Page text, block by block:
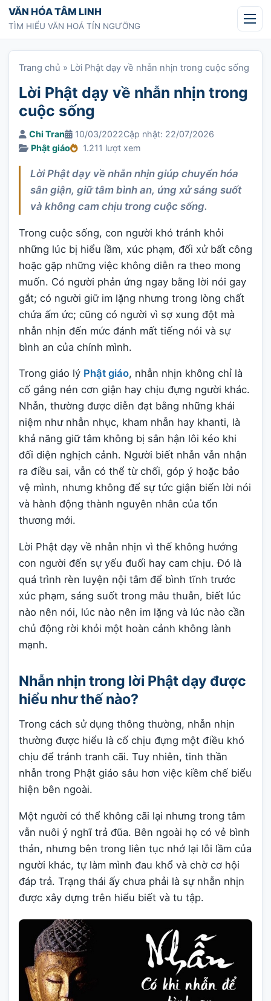
Chuyển tới nội dung
VĂN HÓA TÂM LINH
TÌM HIỂU VĂN HOÁ TÍN NGƯỠNG
Trang chủ » Lời Phật dạy về nhẫn nhịn trong cuộc sống
Lời Phật dạy về nhẫn nhịn trong
cuộc sống
Chi Tran 10/03/2022Cập nhật: 22/07/2026
Phật giáo
1.211 lượt xem
Lời Phật dạy về nhẫn nhịn giúp chuyển hóa
sân giận, giữ tâm bình an, ứng xử sáng suốt
và không cam chịu trong cuộc sống.
Trong cuộc sống, con người khó tránh khỏi
những lúc bị hiểu lầm, xúc phạm, đối xử bất công
hoặc gặp những việc không diễn ra theo mong
muốn. Có người phản ứng ngay bằng lời nói gay
gắt; có người giữ im lặng nhưng trong lòng chất
chứa ấm ức; cũng có người vì sợ xung đột mà
nhẫn nhịn đến mức đánh mất tiếng nói và sự
bình an của chính mình.
Trong giáo lý Phật giáo, nhẫn nhịn không chỉ là
cố gắng nén cơn giận hay chịu đựng người khác.
Nhẫn, thường được diễn đạt bằng những khái
niệm như nhẫn nhục, kham nhẫn hay khanti, là
khả năng giữ tâm không bị sân hận lôi kéo khi
đối diện nghịch cảnh. Người biết nhẫn vẫn nhận
ra điều sai, vẫn có thể từ chối, góp ý hoặc bảo
vệ mình, nhưng không để sự tức giận biến lời nói
và hành động thành nguyên nhân của tổn
thương mới.
Lời Phật dạy về nhẫn nhịn vì thế không hướng
con người đến sự yếu đuối hay cam chịu. Đó là
quá trình rèn luyện nội tâm để bình tĩnh trước
xúc phạm, sáng suốt trong mâu thuẫn, biết lúc
nào nên nói, lúc nào nên im lặng và lúc nào cần
chủ động rời khỏi một hoàn cảnh không lành
mạnh.
Nhẫn nhịn trong lời Phật dạy được
hiểu như thế nào?
Trong cách sử dụng thông thường, nhẫn nhịn
thường được hiểu là cố chịu đựng một điều khó
chịu để tránh tranh cãi. Tuy nhiên, tinh thần
nhẫn trong Phật giáo sâu hơn việc kiềm chế biểu
hiện bên ngoài.
Một người có thể không cãi lại nhưng trong tâm
vẫn nuôi ý nghĩ trả đũa. Bên ngoài họ có vẻ bình
thản, nhưng bên trong liên tục nhớ lại lỗi lầm của
người khác, tự làm mình đau khổ và chờ cơ hội
đáp trả. Trạng thái ấy chưa phải là sự nhẫn nhịn
được xây dựng trên hiểu biết và tu tập.